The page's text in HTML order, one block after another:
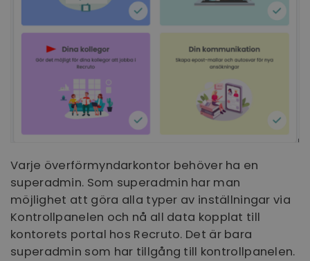
Varje överförmyndarkontor behöver ha en
superadmin. Som superadmin har man
möjlighet att göra alla typer av inställningar via
Kontrollpanelen och nå all data kopplat till
kontorets portal hos Recruto. Det är bara
superadmin som har tillgång till kontrollpanelen.